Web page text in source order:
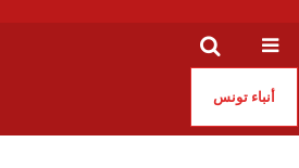
أنباء تونس